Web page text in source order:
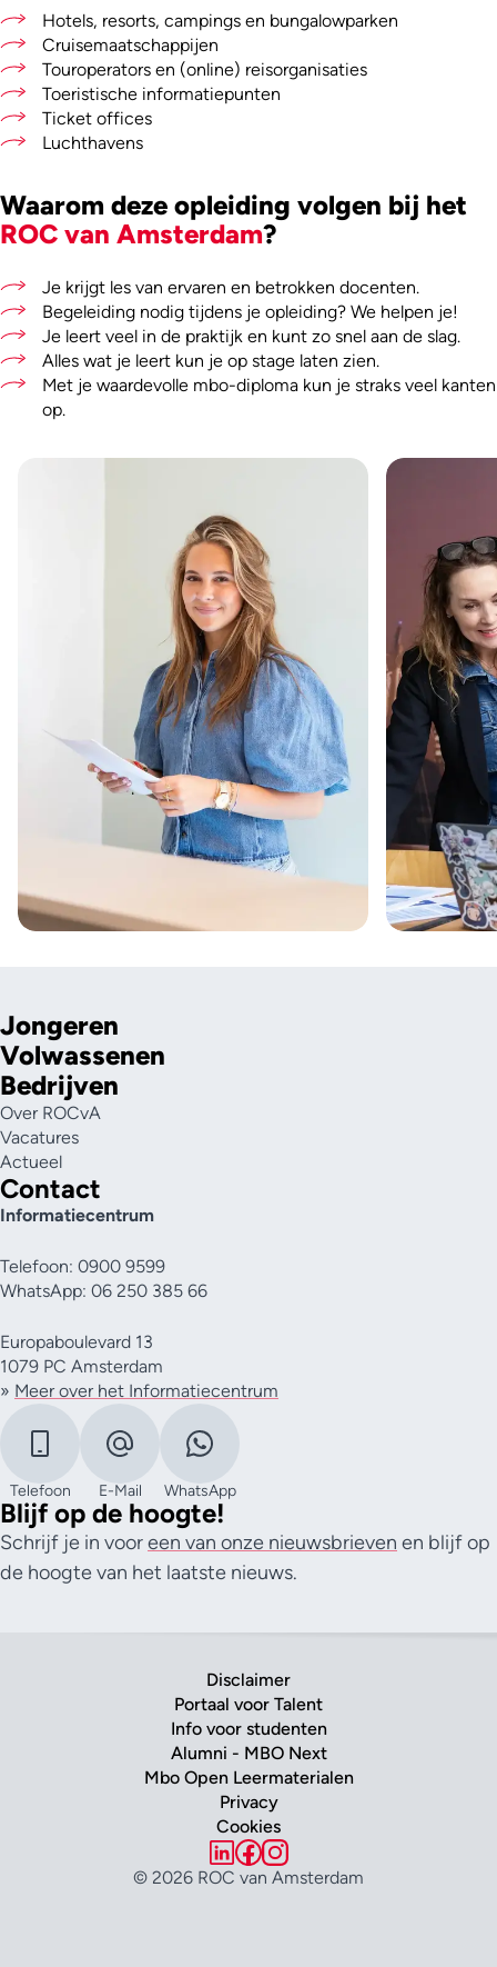
Hotels, resorts, campings en bungalowparken
Cruisemaatschappijen
Touroperators en (online) reisorganisaties
Toeristische informatiepunten
Ticket offices
Luchthavens
Waarom deze opleiding volgen bij het
ROC van Amsterdam?
Je krijgt les van ervaren en betrokken docenten.
Begeleiding nodig tijdens je opleiding? We helpen je!
Je leert veel in de praktijk en kunt zo snel aan de slag.
Alles wat je leert kun je op stage laten zien.
Met je waardevolle mbo-diploma kun je straks veel kanten
op.
Jongeren
Volwassenen
Bedrijven
Over ROCvA
Vacatures
Actueel
Contact
Informatiecentrum
Telefoon: 0900 9599
WhatsApp: 06 250 385 66
Europaboulevard 13
1079 PC Amsterdam
» Meer over het Informatiecentrum
Telefoon E-Mail WhatsApp
Blijf op de hoogte!
Schrijf je in vooreen van onze nieuwsbrieven en blijf op
de hoogte van het laatste nieuws.
Disclaimer
Portaal voor Talent
Info voor studenten
Alumni - MBO Next
Mbo Open Leermaterialen
Privacy
Cookies
© 2026 ROC van Amsterdam